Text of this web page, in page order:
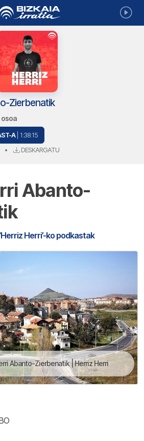
Zierbenatik
osoa
A | 1:38:15
• DESKARGATU
Abanto-
Herri’-ko podkastak
Abanto-Zierbenatik | Herriz Herri